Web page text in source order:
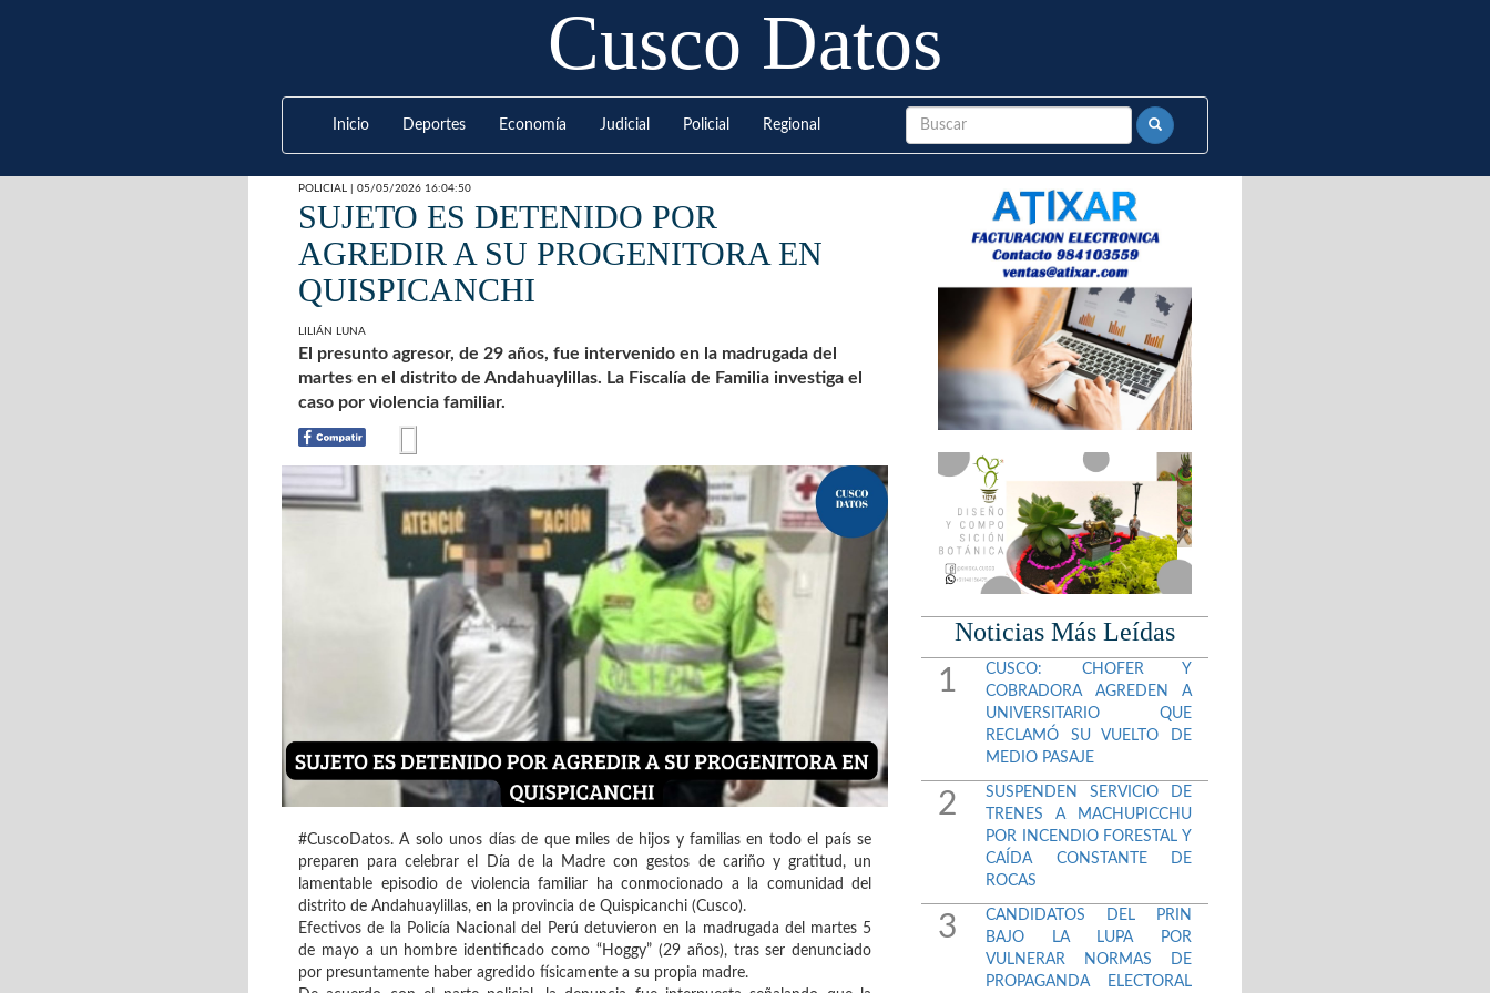
Cusco Datos
Inicio Deportes Economía Judicial Policial Regional
POLICIAL | 05/05/2026 16:04:50
SUJETO ES DETENIDO POR
AGREDIR A SU PROGENITORA EN
QUISPICANCHI
LILIÁN LUNA
El presunto agresor, de 29 años, fue intervenido en la madrugada del
martes en el distrito de Andahuaylillas. La Fiscalía de Familia investiga el
caso por violencia familiar.
#CuscoDatos. A solo unos días de que miles de hijos y familias en todo el país se
preparen para celebrar el Día de la Madre con gestos de cariño y gratitud, un
lamentable episodio de violencia familiar ha conmocionado a la comunidad del
distrito de Andahuaylillas, en la provincia de Quispicanchi (Cusco).
Efectivos de la Policía Nacional del Perú detuvieron en la madrugada del martes 5
de mayo a un hombre identificado como “Hoggy” (29 años), tras ser denunciado
por presuntamente haber agredido físicamente a su propia madre.
Noticias Más Leídas
1
CUSCO: CHOFER Y
COBRADORA AGREDEN A
UNIVERSITARIO QUE
RECLAMÓ SU VUELTO DE
MEDIO PASAJE
2
SUSPENDEN SERVICIO DE
TRENES A MACHUPICCHU
POR INCENDIO FORESTAL Y
CAÍDA CONSTANTE DE
ROCAS
3
CANDIDATOS DEL PRIN
BAJO LA LUPA POR
VULNERAR NORMAS DE
PROPAGANDA ELECTORAL